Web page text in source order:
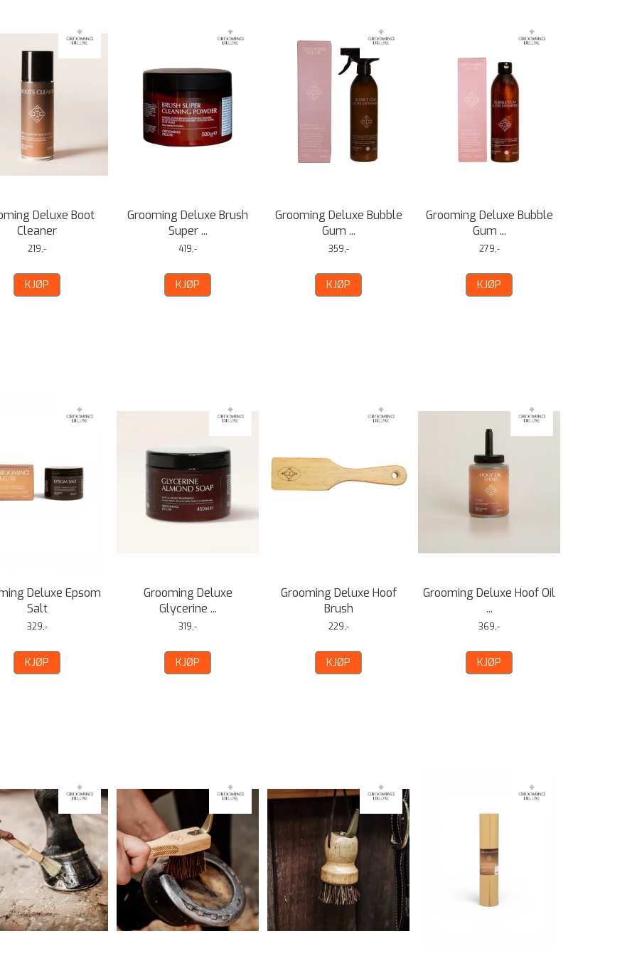
Deluxe Boot
Cleaner
219,-
KJØP
Grooming Deluxe Brush
Super ...
419,-
KJØP
Grooming Deluxe Bubble
Gum ...
359,-
KJØP
Grooming Deluxe Bubble
Gum ...
279,-
KJØP
Deluxe Epsom
Salt
329,-
KJØP
Grooming Deluxe
Glycerine ...
319,-
KJØP
Grooming Deluxe Hoof
Brush
229,-
KJØP
Grooming Deluxe Hoof Oil
...
369,-
KJØP